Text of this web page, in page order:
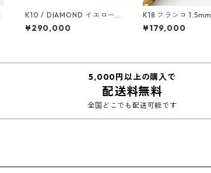
K10 / DIAMOND イエロー
ゴールド リング
¥290,000
K18 フランコ 1.5mm
¥179,000
5,000円以上の購入で
配送料無料
全国どこでも配送可能です